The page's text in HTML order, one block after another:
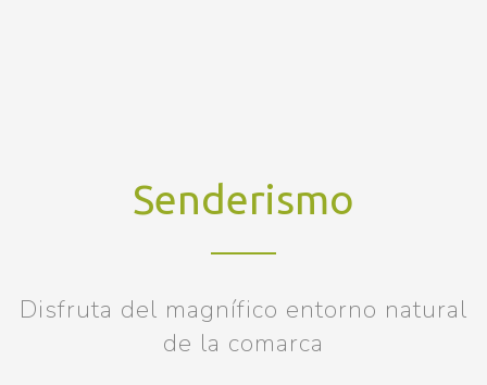
Senderismo
Disfruta del magnífico entorno natural
de la comarca